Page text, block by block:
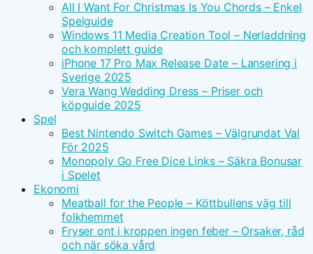
All I Want For Christmas Is You Chords – Enkel
Spelguide
Windows 11 Media Creation Tool – Nerladdning
och komplett guide
iPhone 17 Pro Max Release Date – Lansering i
Sverige 2025
Vera Wang Wedding Dress – Priser och
köpguide 2025
Spel
Best Nintendo Switch Games – Välgrundat Val
För 2025
Monopoly Go Free Dice Links – Säkra Bonusar
i Spelet
Ekonomi
Meatball for the People – Köttbullens väg till
folkhemmet
Fryser ont i kroppen ingen feber – Orsaker, råd
och när söka vård